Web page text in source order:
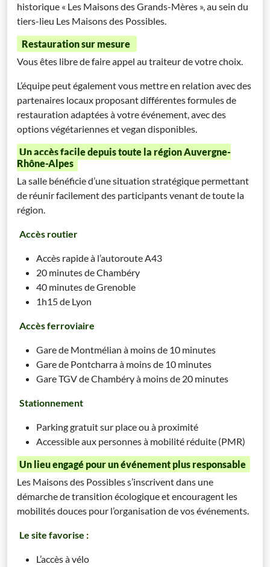
historique « Les Maisons des Grands-Mères », au sein du
tiers-lieu Les Maisons des Possibles.
Restauration sur mesure
Vous êtes libre de faire appel au traiteur de votre choix.
L’équipe peut également vous mettre en relation avec des
partenaires locaux proposant différentes formules de
restauration adaptées à votre événement, avec des
options végétariennes et vegan disponibles.
Un accès facile depuis toute la région Auvergne-
Rhône-Alpes
La salle bénéficie d’une situation stratégique permettant
de réunir facilement des participants venant de toute la
région.
Accès routier
Accès rapide à l’autoroute A43
20 minutes de Chambéry
40 minutes de Grenoble
1h15 de Lyon
Accès ferroviaire
Gare de Montmélian à moins de 10 minutes
Gare de Pontcharra à moins de 10 minutes
Gare TGV de Chambéry à moins de 20 minutes
Stationnement
Parking gratuit sur place ou à proximité
Accessible aux personnes à mobilité réduite (PMR)
Un lieu engagé pour un événement plus responsable
Les Maisons des Possibles s’inscrivent dans une
démarche de transition écologique et encouragent les
mobilités douces pour l’organisation de vos événements.
Le site favorise :
L’accès à vélo